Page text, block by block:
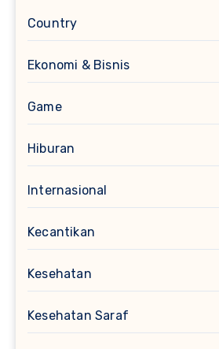
Country
Ekonomi & Bisnis
Game
Hiburan
Internasional
Kecantikan
Kesehatan
Kesehatan Saraf